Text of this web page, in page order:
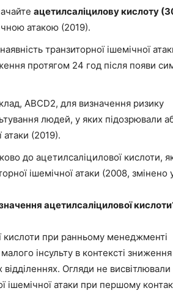
ацетилсаліцилову кислоту
атакою (2019).
транзиторної ішемічної
протягом 24 год після появи
ABCD2, для визначення ризику
людей, у яких підозрювали
атаки (2019).
до ацетилсаліцилової кислоти,
ішемічної атаки (2008, змінено
ацетилсаліцилової
кислоти при ранньому менеджменті
інсульту в контексті
відділеннях. Огляди не висвітлювали
атаки при першому